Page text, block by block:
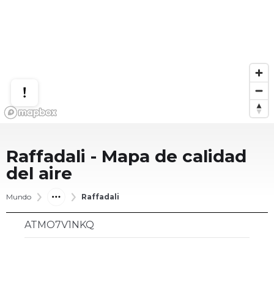
Raffadali - Mapa de calidad
del aire
Mundo Raffadali
ATMO7V1NKQ